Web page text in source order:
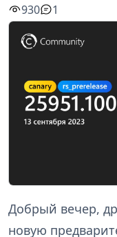
930
1
Добрый вечер,
новую